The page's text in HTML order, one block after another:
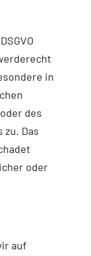
in
des
Das
oder
auf